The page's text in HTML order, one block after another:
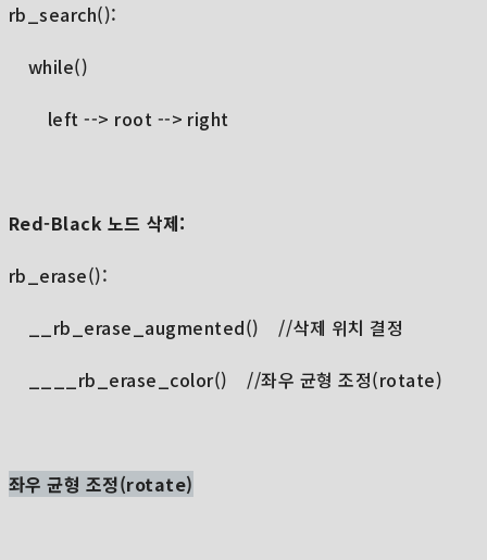
rb_search():
while()
left --> root --> right
Red-Black 노드 삭제:
rb_erase():
__rb_erase_augmented() //삭제 위치 결정
____rb_erase_color() //좌우 균형 조정(rotate)
좌우 균형 조정(rotate)